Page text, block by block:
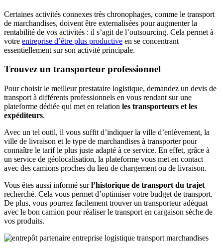
Certaines activités connexes très chronophages, comme le transport
de marchandises, doivent être externalisées pour augmenter la
rentabilité de vos activités : il s’agit de l’outsourcing. Cela permet à
votre entreprise d’être plus productive en se concentrant
essentiellement sur son activité principale.
Trouvez un transporteur professionnel
Pour choisir le meilleur prestataire logistique, demandez un devis de
transport à différents professionnels en vous rendant sur une
plateforme dédiée qui met en relation les transporteurs et les
expéditeurs.
Avec un tel outil, il vous suffit d’indiquer la ville d’enlèvement, la
ville de livraison et le type de marchandises à transporter pour
connaître le tarif le plus juste adapté à ce service. En effet, grâce à
un service de géolocalisation, la plateforme vous met en contact
avec des camions proches du lieu de chargement ou de livraison.
Vous êtes aussi informé surl’historique de transport du trajet
recherché. Cela vous permet d’optimiser votre budget de transport.
De plus, vous pourrez facilement trouver un transporteur adéquat
avec le bon camion pour réaliser le transport en cargaison sèche de
vos produits.